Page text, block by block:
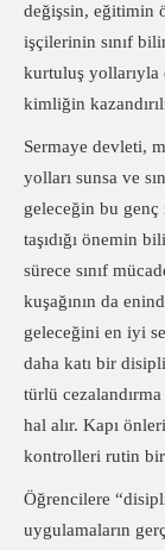
değişsin, eğitimin
işçilerinin sınıf
kurtuluş
kimliğin
Sermaye devleti,
yolları sunsa ve
geleceğin bu genç
taşıdığı önemin
sürece sınıf
kuşağının da
geleceğini en iyi
daha katı bir
türlü
hal alır. Kapı
kontrolleri rutin
Öğrencilere
uygulamaların